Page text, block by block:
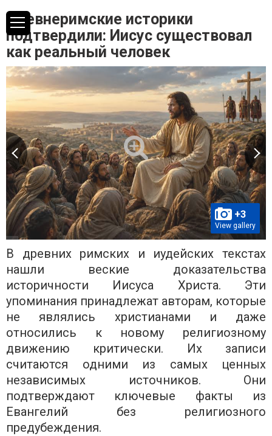
Древнеримские историки
подтвердили: Иисус существовал
как реальный человек
+3
View gallery
В древних римских и иудейских текстах
нашли веские доказательства
историчности Иисуса Христа. Эти
упоминания принадлежат авторам, которые
не являлись христианами и даже
относились к новому религиозному
движению критически. Их записи
считаются одними из самых ценных
независимых источников. Они
подтверждают ключевые факты из
Евангелий без религиозного
предубеждения.